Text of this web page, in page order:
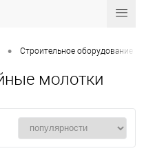
• Строительное оборудование
молотки